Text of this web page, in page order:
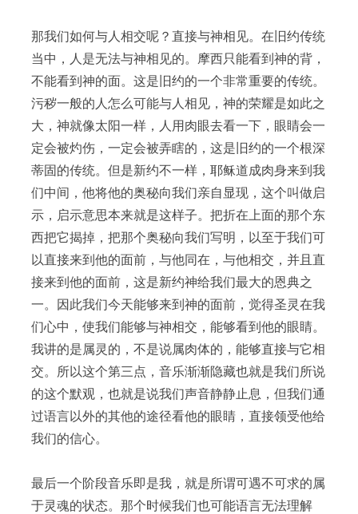
那我们如何与人相交呢？直接与神相见。在旧约传统
当中，人是无法与神相见的。摩西只能看到神的背，
不能看到神的面。这是旧约的一个非常重要的传统。
污秽一般的人怎么可能与人相见，神的荣耀是如此之
大，神就像太阳一样，人用肉眼去看一下，眼睛会一
定会被灼伤，一定会被弄瞎的，这是旧约的一个根深
蒂固的传统。但是新约不一样，耶稣道成肉身来到我
们中间，他将他的奥秘向我们亲自显现，这个叫做启
示，启示意思本来就是这样子。把折在上面的那个东
西把它揭掉，把那个奥秘向我们写明，以至于我们可
以直接来到他的面前，与他同在，与他相交，并且直
接来到他的面前，这是新约神给我们最大的恩典之
一。因此我们今天能够来到神的面前，觉得圣灵在我
们心中，使我们能够与神相交，能够看到他的眼睛。
我讲的是属灵的，不是说属肉体的，能够直接与它相
交。所以这个第三点，音乐渐渐隐藏也就是我们所说
的这个默观，也就是说我们声音静静止息，但我们通
过语言以外的其他的途径看他的眼睛，直接领受他给
我们的信心。
最后一个阶段音乐即是我，就是所谓可遇不可求的属
于灵魂的状态。那个时候我们也可能语言无法理解